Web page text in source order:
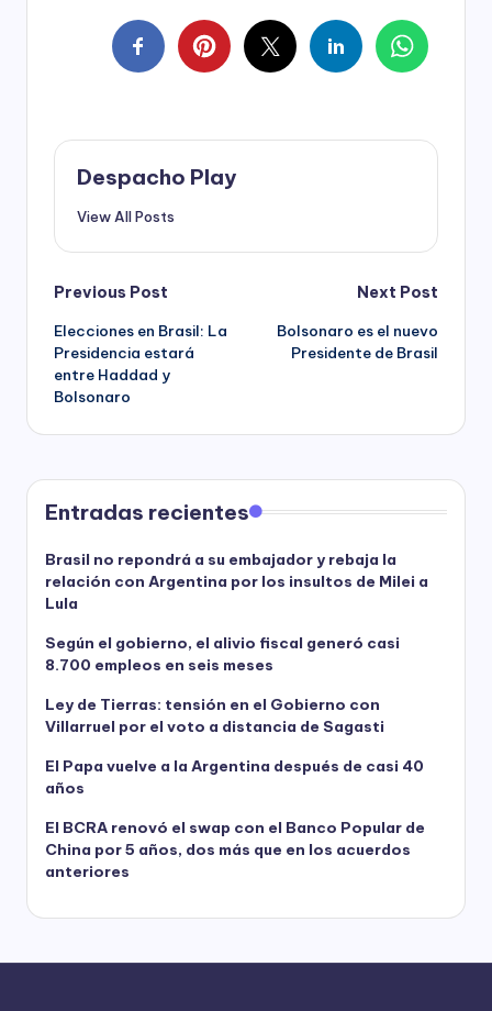
Despacho Play
View All Posts
Post
navigation
Previous Post
Elecciones en Brasil: La
Presidencia estará
entre Haddad y
Bolsonaro
Next Post
Bolsonaro es el nuevo
Presidente de Brasil
Entradas recientes
Brasil no repondrá a su embajador y rebaja la
relación con Argentina por los insultos de Milei a
Lula
Según el gobierno, el alivio fiscal generó casi
8.700 empleos en seis meses
Ley de Tierras: tensión en el Gobierno con
Villarruel por el voto a distancia de Sagasti
El Papa vuelve a la Argentina después de casi 40
años
El BCRA renovó el swap con el Banco Popular de
China por 5 años, dos más que en los acuerdos
anteriores